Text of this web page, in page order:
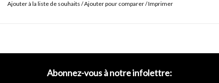
surface solide.
suivantes :
- 49 cm, sans abattant (CL/04.01170.xx).
Ajouter à la liste de souhaits /Ajouter pour comparer/Imprimer
Abonnez-vous à notre infolettre: